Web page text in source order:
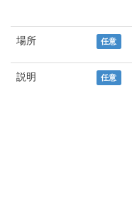
場所 任意
説明 任意